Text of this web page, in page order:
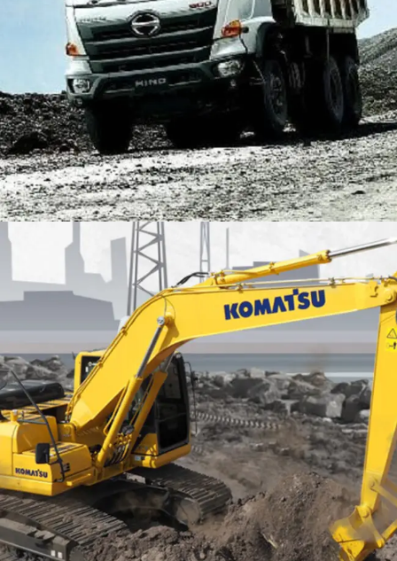
HINO FM 350 PL (Mining)
Find Out More
EXCAVATOR TOOLS
KOMATSU PC200-10M0 CE
Find Out More